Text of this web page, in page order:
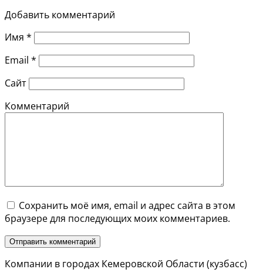
Добавить комментарий
Имя *
Email *
Сайт
Комментарий
Сохранить моё имя, email и адрес сайта в этом
браузере для последующих моих комментариев.
Компании в городах Кемеровской Области (кузбасс)